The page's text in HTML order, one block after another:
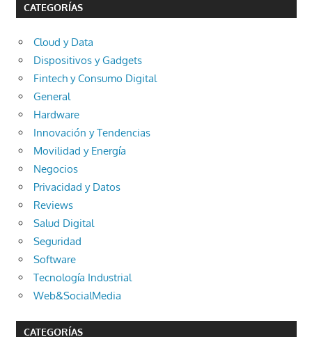
CATEGORÍAS
Cloud y Data
Dispositivos y Gadgets
Fintech y Consumo Digital
General
Hardware
Innovación y Tendencias
Movilidad y Energía
Negocios
Privacidad y Datos
Reviews
Salud Digital
Seguridad
Software
Tecnología Industrial
Web&SocialMedia
CATEGORÍAS